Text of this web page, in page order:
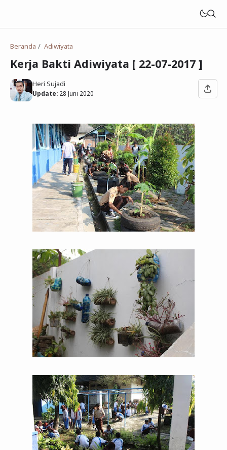
Beranda Adiwiyata
Kerja Bakti Adiwiyata [ 22-07-2017 ]
Heri Sujadi
Update: 28 Juni 2020